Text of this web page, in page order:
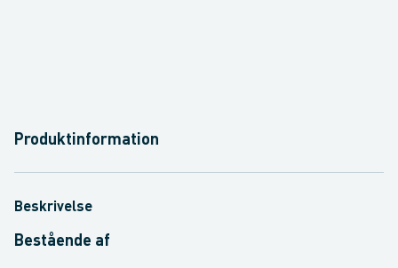
Produktinformation
Beskrivelse
Bestående af